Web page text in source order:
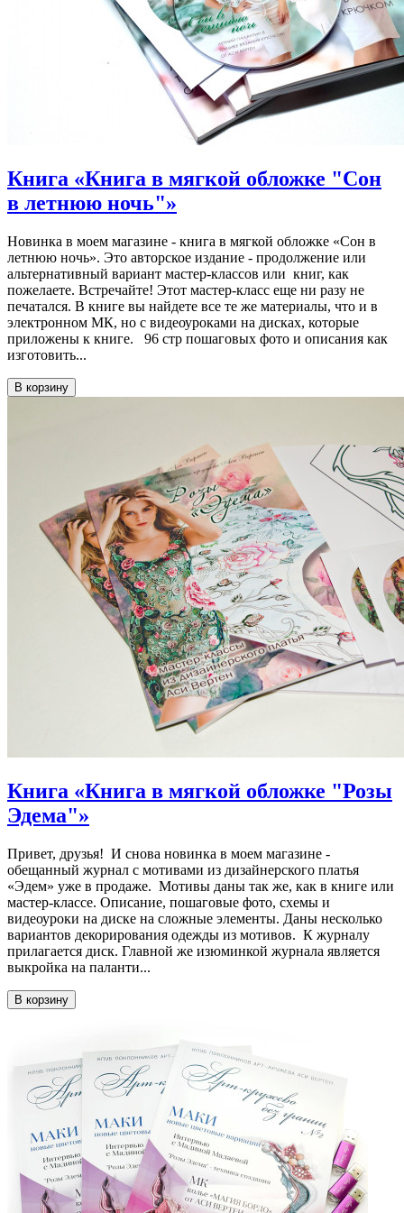
Книга «Книга в мягкой обложке "Сон
в летнюю ночь"»
Новинка в моем магазине - книга в мягкой обложке «Сон в
летнюю ночь». Это авторское издание - продолжение или
альтернативный вариант мастер-классов или книг, как
пожелаете. Встречайте! Этот мастер-класс еще ни разу не
печатался. В книге вы найдете все те же материалы, что и в
электронном МК, но с видеоуроками на дисках, которые
приложены к книге. 96 стр пошаговых фото и описания как
изготовить...
В корзину
Книга «Книга в мягкой обложке "Розы
Эдема"»
Привет, друзья! И снова новинка в моем магазине -
обещанный журнал с мотивами из дизайнерского платья
«Эдем» уже в продаже. Мотивы даны так же, как в книге или
мастер-классе. Описание, пошаговые фото, схемы и
видеоуроки на диске на сложные элементы. Даны несколько
вариантов декорирования одежды из мотивов. К журналу
прилагается диск. Главной же изюминкой журнала является
выкройка на паланти...
В корзину